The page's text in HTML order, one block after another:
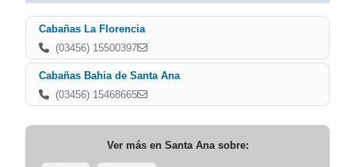
Cabañas La Florencia
(03456) 15500397
Cabañas Bahia de Santa Ana
(03456) 15468665
Ver más en Santa Anasobre: